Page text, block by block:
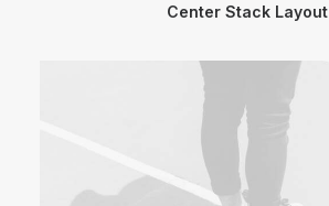
Center Stack Layout